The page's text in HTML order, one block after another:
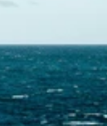
Skontaktuj się z nami